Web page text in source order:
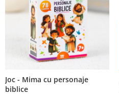
Joc - Mima cu personaje
biblice